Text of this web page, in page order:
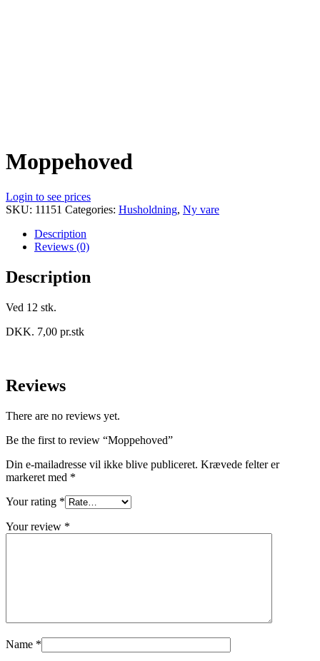
Moppehoved
Login to see prices
SKU: 11151 Categories: Husholdning, Ny vare
Description
Reviews (0)
Description
Ved 12 stk.
DKK. 7,00 pr.stk
Reviews
There are no reviews yet.
Be the first to review “Moppehoved”
Din e-mailadresse vil ikke blive publiceret. Krævede felter er
markeret med *
Your rating *
Your review *
Name *